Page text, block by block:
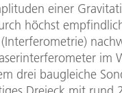
einer
höchst
im
drei baugleiche